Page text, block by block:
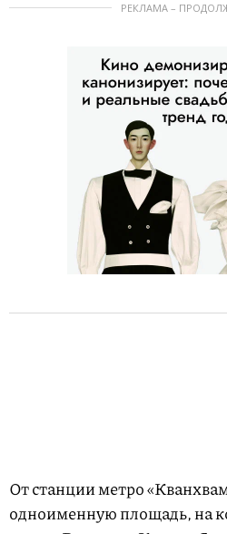
РЕКЛАМА –
От станции метро
одноименную площадь, на